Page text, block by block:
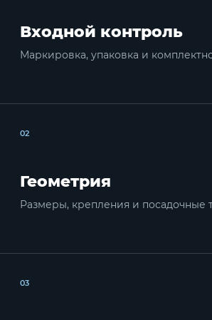
Входной контроль
Маркировка, упаковка и
02
Геометрия
Размеры, крепления и посадочные
03